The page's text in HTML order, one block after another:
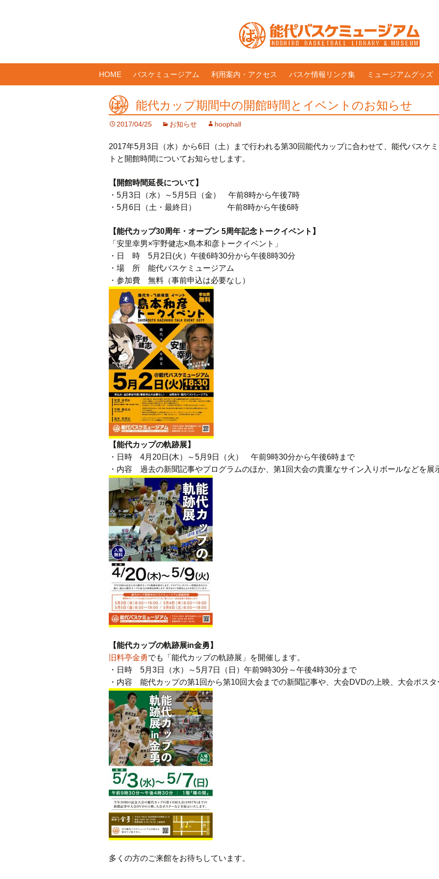
HOME バスケミュージアム 利用案内・アクセス バスケ情報リンク集 ミュージアムグッズ
能代カップ期間中の開館時間とイベントのお知らせ
2017/04/25 お知らせ hoophall
2017年5月3日（水）から6日（土）まで行われる第30回能代カップに合わせて、能代バスケ
トと開館時間についてお知らせします。
【開館時間延長について】
・5月3日（水）～5月5日（金） 午前8時から午後7時
・5月6日（土・最終日） 午前8時から午後6時
【能代カップ30周年・オープン 5周年記念トークイベント】
「安里幸男×宇野健志×島本和彦トークイベント」
・日 時 5月2日(火）午後6時30分から午後8時30分
・場 所 能代バスケミュージアム
・参加費 無料（事前申込は必要なし）
【能代カップの軌跡展】
・日時 4月20日(木）～5月9日（火） 午前9時30分から午後6時まで
・内容 過去の新聞記事やプログラムのほか、第1回大会の貴重なサイン入りボールなどを展
【能代カップの軌跡展in金勇】
旧料亭金勇でも「能代カップの軌跡展」を開催します。
・日時 5月3日（水）～5月7日（日）午前9時30分～午後4時30分まで
・内容 能代カップの第1回から第10回大会までの新聞記事や、大会DVDの上映、大会ポスタ
多くの方のご来館をお待ちしています。